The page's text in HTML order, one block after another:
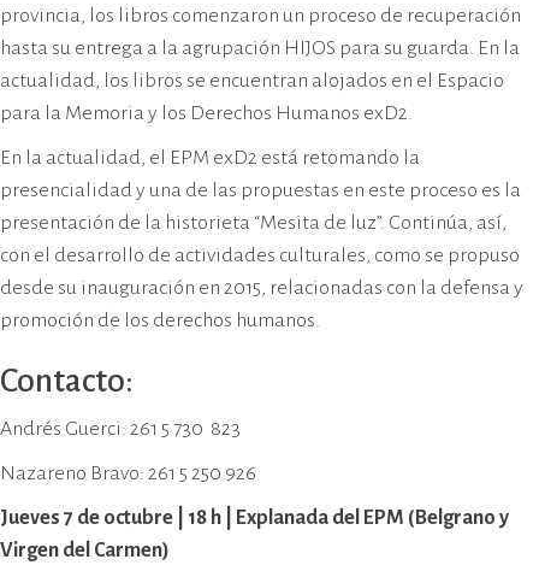
provincia, los libros comenzaron un proceso de recuperación
hasta su entrega a la agrupación HIJOS para su guarda. En la
actualidad, los libros se encuentran alojados en el Espacio
para la Memoria y los Derechos Humanos exD2.
En la actualidad, el EPM exD2 está retomando la
presencialidad y una de las propuestas en este proceso es la
presentación de la historieta “Mesita de luz”. Continúa, así,
con el desarrollo de actividades culturales, como se propuso
desde su inauguración en 2015, relacionadas con la defensa y
promoción de los derechos humanos.
Contacto:
Andrés Guerci: 261 5 730 823
Nazareno Bravo: 261 5 250 926
Jueves 7 de octubre | 18 h | Explanada del EPM (Belgrano y
Virgen del Carmen)